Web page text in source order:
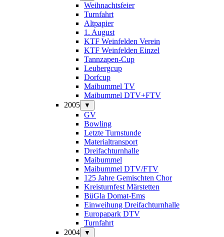
Weihnachtsfeier
Turnfahrt
Altpapier
1. August
KTF Weinfelden Verein
KTF Weinfelden Einzel
Tannzapen-Cup
Leubergcup
Dorfcup
Maibummel TV
Maibummel DTV+FTV
2005
▼
GV
Bowling
Letzte Turnstunde
Materialtransport
Dreifachturnhalle
Maibummel
Maibummel DTV/FTV
125 Jahre Gemischten Chor
Kreisturnfest Märstetten
BüGla Domat-Ems
Einweihung Dreifachturnhalle
Europapark DTV
Turnfahrt
2004
▼